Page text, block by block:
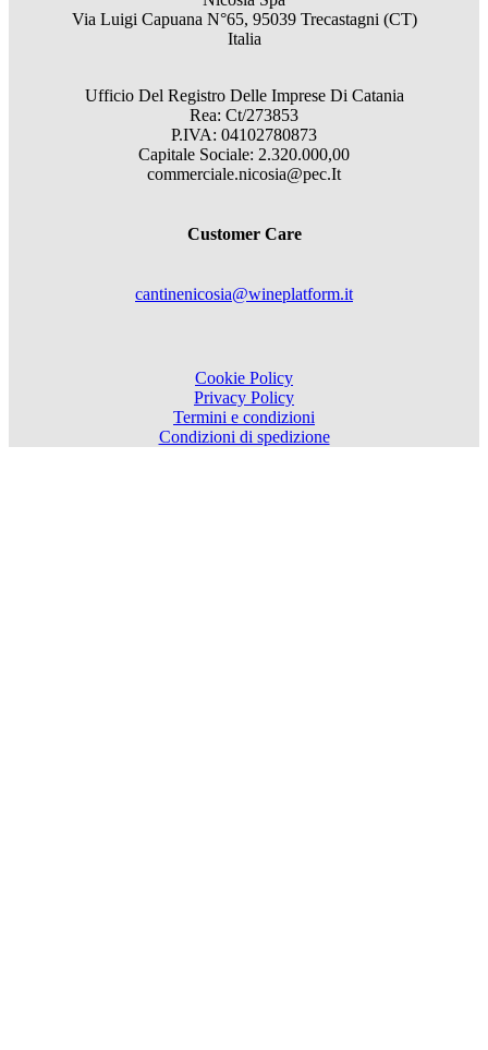
Via Luigi Capuana N°65, 95039 Trecastagni (CT)
Italia
Ufficio Del Registro Delle Imprese Di Catania
Rea: Ct/273853
P.IVA: 04102780873
Capitale Sociale: 2.320.000,00
commerciale.nicosia@pec.It
Customer Care
cantinenicosia@wineplatform.it
Cookie Policy
Privacy Policy
Termini e condizioni
Condizioni di spedizione